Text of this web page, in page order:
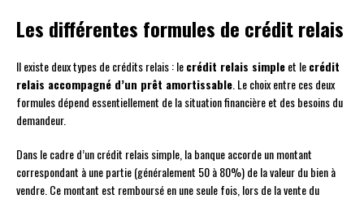
Les différentes formules de crédit relais
Il existe deux types de crédits relais : lecrédit relais simpleet lecrédit
relais accompagné d’un prêt amortissable . Le choix entre ces deux
formules dépend essentiellement de la situation financière et des besoins du
demandeur.
Dans le cadre d’un crédit relais simple, la banque accorde un montant
correspondant à une partie (généralement 50 à 80%) de la valeur du bien à
vendre. Ce montant est remboursé en une seule fois, lors de la vente du